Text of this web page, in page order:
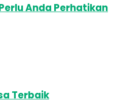
Anda Perhatikan
Terbaik